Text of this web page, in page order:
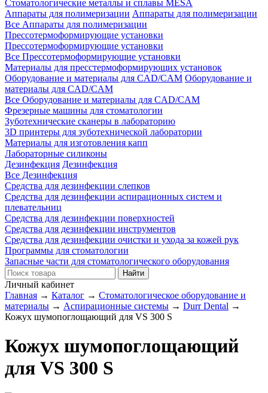
Стоматологические металлы и сплавы MESA
Аппараты для полимеризации Аппараты для полимеризации
Все Аппараты для полимеризации
Прессотермоформирующие установки
Прессотермоформирующие установки
Все Прессотермоформирующие установки
Материалы для пресстермоформирующих установок
Оборудование и материалы для CAD/CAM Оборудование и
материалы для CAD/CAM
Все Оборудование и материалы для CAD/CAM
Фрезерные машины для стоматологии
Зуботехнические сканеры в лабораторию
3D принтеры для зуботехнической лаборатории
Материалы для изготовления капп
Лабораторные силиконы
Дезинфекция Дезинфекция
Все Дезинфекция
Средства для дезинфекции слепков
Средства для дезинфекции аспирационных систем и
плевательниц
Средства для дезинфекции поверхностей
Средства для дезинфекции инструментов
Средства для дезинфекции очистки и ухода за кожей рук
Программы для стоматологии
Запасные части для стоматологического оборудования
Личный кабинет
Главная → Каталог → Стоматологическое оборудование и
материалы → Аспирационные системы → Durr Dental →
Кожух шумопоглощающий для VS 300 S
Кожух шумопоглощающий
для VS 300 S